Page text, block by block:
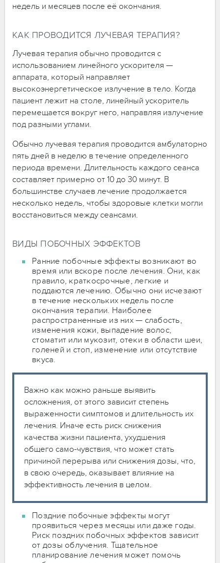
недель и месяцев после её окончания.
КАК ПРОВОДИТСЯ ЛУЧЕВАЯ ТЕРАПИЯ?
Лучевая терапия обычно проводится с
использованием линейного ускорителя —
аппарата, который направляет
высокоэнергетическое излучение в тело. Когда
пациент лежит на столе, линейный ускоритель
перемещается вокруг него, направляя излучение
под разными углами.
Обычно лучевая терапия проводится амбулаторно
пять дней в неделю в течение определенного
периода времени. Длительность каждого сеанса
составляет примерно от 10 до 30 минут. В
большинстве случаев лечение продолжается
несколько недель, чтобы здоровые клетки могли
восстановиться между сеансами.
ВИДЫ ПОБОЧНЫХ ЭФФЕКТОВ
Ранние побочные эффекты возникают во
время или вскоре после лечения. Они, как
правило, краткосрочные, легкие и
поддаются лечению. Обычно они исчезают
в течение нескольких недель после
окончания терапии. Наиболее
распространенные из них — слабость,
изменения кожи, выпадение волос,
стоматит или мукозит, отеки в области шеи,
голеней и стоп, изменение или отсутствие
вкуса.
Важно как можно раньше выявить
осложнения, от этого зависит степень
выраженности симптомов и длительность их
лечения. Иначе есть риск снижения
качества жизни пациента, ухудшения
общего само-чувствия, что может стать
причиной перерыва или снижения дозы, что,
в свою очередь, оказывает влияние на
эффективность лечения в целом.
Поздние побочные эффекты могут
проявиться через месяцы или даже годы.
Риск поздних побочных эффектов зависит
от дозы облучения. Тщательное
планирование лечения может помочь